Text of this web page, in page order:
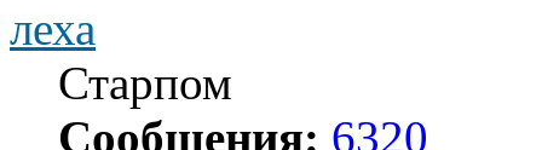
леха
Старпом
Сообщения: 6320